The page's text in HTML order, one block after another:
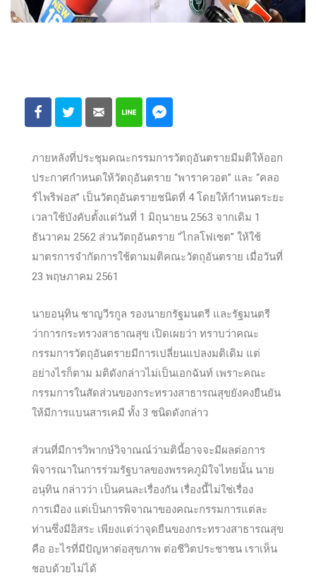
ภายหลังที่ประชุมคณะกรรมการวัตถุอันตรายมีมติให้ออก
ประกาศกำหนดให้วัตถุอันตราย “พาราควอต” และ “คลอ
ร์ไพริฟอส” เป็นวัตถุอันตรายชนิดที่ 4 โดยให้กำหนดระยะ
เวลาใช้บังคับตั้งแต่วันที่ 1 มิถุนายน 2563 จากเดิม 1
ธันวาคม 2562 ส่วนวัตถุอันตราย “ไกลโฟเซต” ให้ใช้
มาตรการจำกัดการใช้ตามมติคณะวัตถุอันตราย เมื่อวันที่
23 พฤษภาคม 2561
นายอนุทิน ชาญวีรกูล รองนายกรัฐมนตรี และรัฐมนตรี
ว่าการกระทรวงสาธาณสุข เปิดเผยว่า ทราบว่าคณะ
กรรมการวัตถุอันตรายมีการเปลี่ยนแปลงมติเดิม แต่
อย่างไรก็ตาม มติดังกล่าวไม่เป็นเอกฉันท์ เพราะคณะ
กรรมการในสัดส่วนของกระทรวงสาธารณสุขยังคงยืนยัน
ให้มีการแบนสารเคมี ทั้ง 3 ชนิดดังกล่าว
ส่วนที่มีการวิพากษ์วิจาณณ์ว่ามตินี้อาจจะมีผลต่อการ
พิจารณาในการร่วมรัฐบาลของพรรคภูมิใจไทยนั้น นาย
อนุทิน กล่าวว่า เป็นคนละเรื่องกัน เรื่องนี้ไม่ใช่เรื่อง
การเมือง แต่เป็นการพิจาณาของคณะกรรมการแต่ละ
ท่านซึ่งมีอิสระ เพียงแต่ว่าจุดยืนของกระทรวงสาธารณสุข
คือ อะไรที่มีปัญหาต่อสุขภาพ ต่อชีวิตประชาชน เราเห็น
ชอบด้วยไม่ได้